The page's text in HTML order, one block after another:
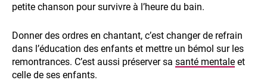
petite chanson pour survivre à l’heure du bain.
Donner des ordres en chantant, c’est changer de refrain
dans l’éducation des enfants et mettre un bémol sur les
remontrances. C’est aussi préserver sa santé mentale et
celle de ses enfants.